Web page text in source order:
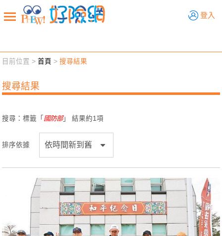
登入
新聞觀點 業務交流
退休先準備 好險學堂 輔銷工具 活動專區
目前位置 >首頁 >搜尋結果
搜尋結果
搜尋：標籤「 國防部」 結果約1項
排序依據